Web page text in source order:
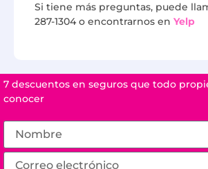
Si tiene más preguntas, puede
287-1304 o encontrarnos en Yelp
7 descuentos en seguros que todo
conocer